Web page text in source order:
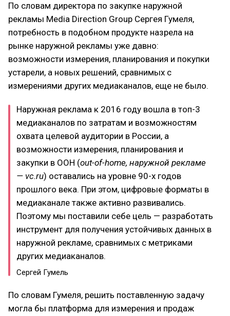
По словам директора по закупке наружной
рекламы Media Direction Group Сергея Гумеля,
потребность в подобном продукте назрела на
рынке наружной рекламы уже давно:
возможности измерения, планирования и покупки
устарели, а новых решений, сравнимых с
измерениями других медиаканалов, еще не было.
​Наружная реклама к 2016 году вошла в топ-3
медиаканалов по затратам и возможностям
охвата целевой аудитории в России, а
возможности измерения, планирования и
закупки в OOH (out-of-home, наружной рекламе
— vc.ru) оставались на уровне 90-х годов
прошлого века. При этом, цифровые форматы в
медиаканале также активно развивались.
Поэтому мы поставили себе цель — разработать
инструмент для получения устойчивых данных в
наружной рекламе, сравнимых с метриками
других медиаканалов.
Сергей Гумель
По словам Гумеля, решить поставленную задачу
могла бы платформа для измерения и продаж